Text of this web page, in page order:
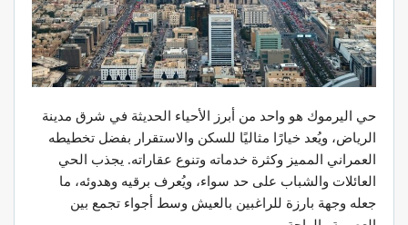
حي اليرموك هو واحد من أبرز الأحياء الحديثة في شرق مدينة
الرياض، ويُعد خيارًا مثاليًا للسكن والاستقرار بفضل تخطيطه
العمراني المميز وكثرة خدماته وتنوع عقاراته. يجذب الحي
العائلات والشباب على حد سواء، ويُعرف برقيه وهدوئه، ما
جعله وجهة بارزة للراغبين بالعيش وسط أجواء تجمع بين